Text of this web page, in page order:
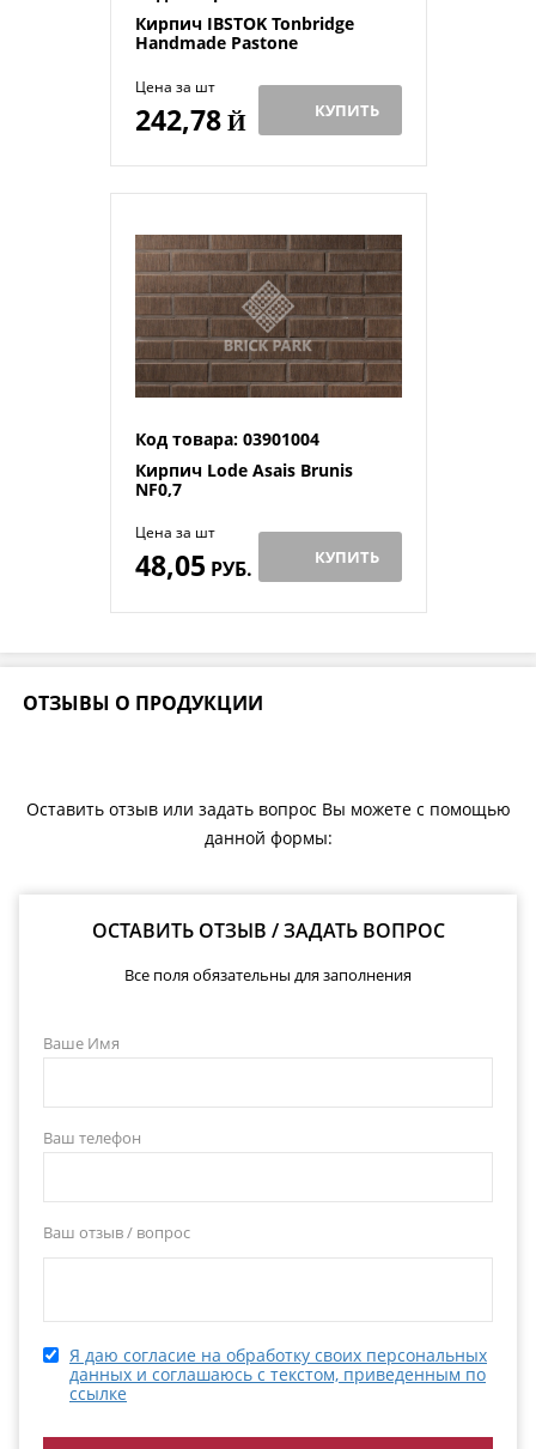
Кирпич IBSTOK Tonbridge
Handmade Pastone
Цена за шт
242,78Й КУПИТЬ
Код товара: 03901004
Кирпич Lode Asais Brunis
NF0,7
Цена за шт
48,05 РУБ. КУПИТЬ
ОТЗЫВЫ О ПРОДУКЦИИ
Оставить отзыв или задать вопрос Вы можете с помощью
данной формы:
ОСТАВИТЬ ОТЗЫВ / ЗАДАТЬ ВОПРОС
Все поля обязательны для заполнения
Ваше Имя
Ваш телефон
Ваш отзыв / вопрос
Я даю согласие на обработку своих персональных
данных и соглашаюсь с текстом, приведенным по
ссылке